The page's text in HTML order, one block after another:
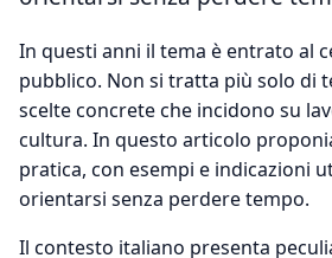
In questi anni il tema è entrato al
pubblico. Non si tratta più solo di
scelte concrete che incidono su
cultura. In questo articolo
pratica, con esempi e indicazioni
orientarsi senza perdere tempo.
Il contesto italiano presenta